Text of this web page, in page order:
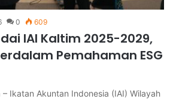
0 609
IAI Kaltim 2025-2029,
Pemahaman ESG
– Ikatan Akuntan Indonesia (IAI) Wilayah